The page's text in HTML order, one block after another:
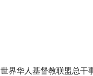
世界华人基督教联盟总干